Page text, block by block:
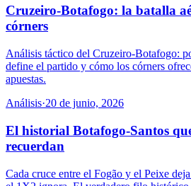
Cruzeiro-Botafogo: la batalla
córners
Análisis táctico del Cruzeiro-Botafogo:
define el partido y cómo los córners
apuestas.
Análisis·20 de junio, 2026
El historial Botafogo-Santos
recuerdan
Cada cruce entre el Fogão y el Peixe